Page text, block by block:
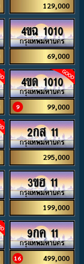
129,000
4ขฉ 1010
69,000
4ขด 1010
9 99,000
2กส 11
295,000
3ขฮ 11
199,000
9กค 11
16 499,000